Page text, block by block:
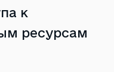
к
ресурсам